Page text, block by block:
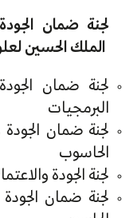
لجنة ضمان
الملك الحسين
لجنة ضمان
البرمجيات
الحاسوب
لجنة الجودة
لجنة ضمان